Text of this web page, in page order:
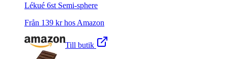
Lékué 6st Semi-sphere
Från 139 kr hos Amazon
Till butik